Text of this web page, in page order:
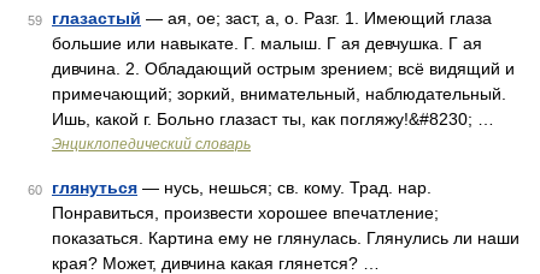
59 глазастый — ая, ое; заст, а, о. Разг. 1. Имеющий глаза
большие или навыкате. Г. малыш. Г ая девчушка. Г ая
дивчина. 2. Обладающий острым зрением; всё видящий и
примечающий; зоркий, внимательный, наблюдательный.
Ишь, какой г. Больно глазаст ты, как погляжу!&#8230; …
Энциклопедический словарь
60 глянуться — нусь, нешься; св. кому. Трад. нар.
Понравиться, произвести хорошее впечатление;
показаться. Картина ему не глянулась. Глянулись ли наши
края? Может, дивчина какая глянется? …